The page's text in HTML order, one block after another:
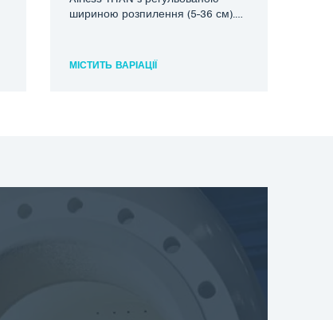
шириною розпилення (5-36 см).
можливістю регулювання…
МІСТИТЬ ВАРІАЦІЇ